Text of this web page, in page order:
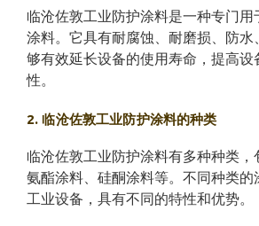
临沧佐敦工业防护涂料是一种专门用
涂料。它具有耐腐蚀、耐磨损、防水
够有效延长设备的使用寿命，提高设
性。
2. 临沧佐敦工业防护涂料的种类
临沧佐敦工业防护涂料有多种种类，
氨酯涂料、硅酮涂料等。不同种类的
工业设备，具有不同的特性和优势。